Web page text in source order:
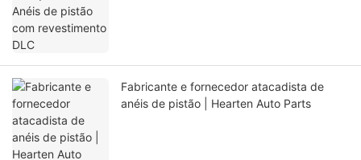
Fabricante e fornecedor atacadista de
anéis de pistão | Hearten Auto Parts